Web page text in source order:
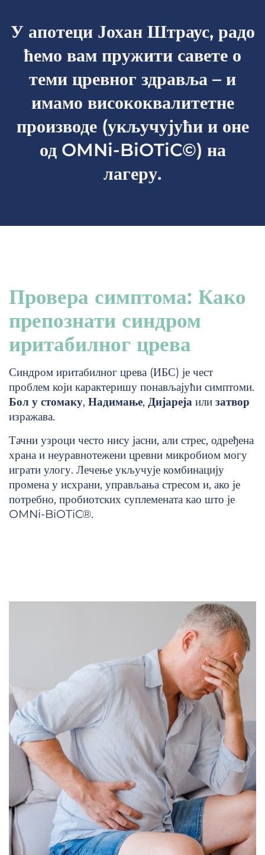
У апотеци Јохан Штраус, радо
ћемо вам пружити савете о
теми цревног здравља – и
имамо висококвалитетне
производе (укључујући и оне
од OMNi-BiOTiC©) на
лагеру.
Провера симптома: Како
препознати синдром
иритабилног црева
Синдром иритабилног црева (ИБС) је чест
проблем који карактеришу понављајући симптоми.
Бол у стомаку, Надимање, Дијареја или затвор
изражава.
Тачни узроци често нису јасни, али стрес, одређена
храна и неуравнотежени цревни микробиом могу
играти улогу. Лечење укључује комбинацију
промена у исхрани, управљања стресом и, ако је
потребно, пробиотских суплемената као што је
OMNi-BiOTiC®.